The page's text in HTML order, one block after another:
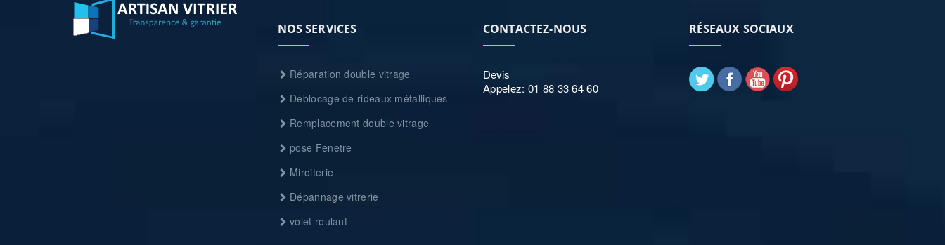
NOS SERVICES
Réparation double vitrage
Déblocage de rideaux métalliques
Remplacement double vitrage
pose Fenetre
Miroiterie
Dépannage vitrerie
volet roulant
CONTACTEZ-NOUS
Devis
Appelez: 01 88 33 64 60
RÉSEAUX SOCIAUX